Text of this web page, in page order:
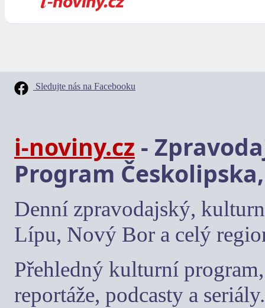
Sledujte nás na Facebooku
i-noviny.cz -
Program
Denní zpravodajský,
Lípu, Nový Bor a celý
Přehledný kulturní
reportáže, podcasty a seriály.